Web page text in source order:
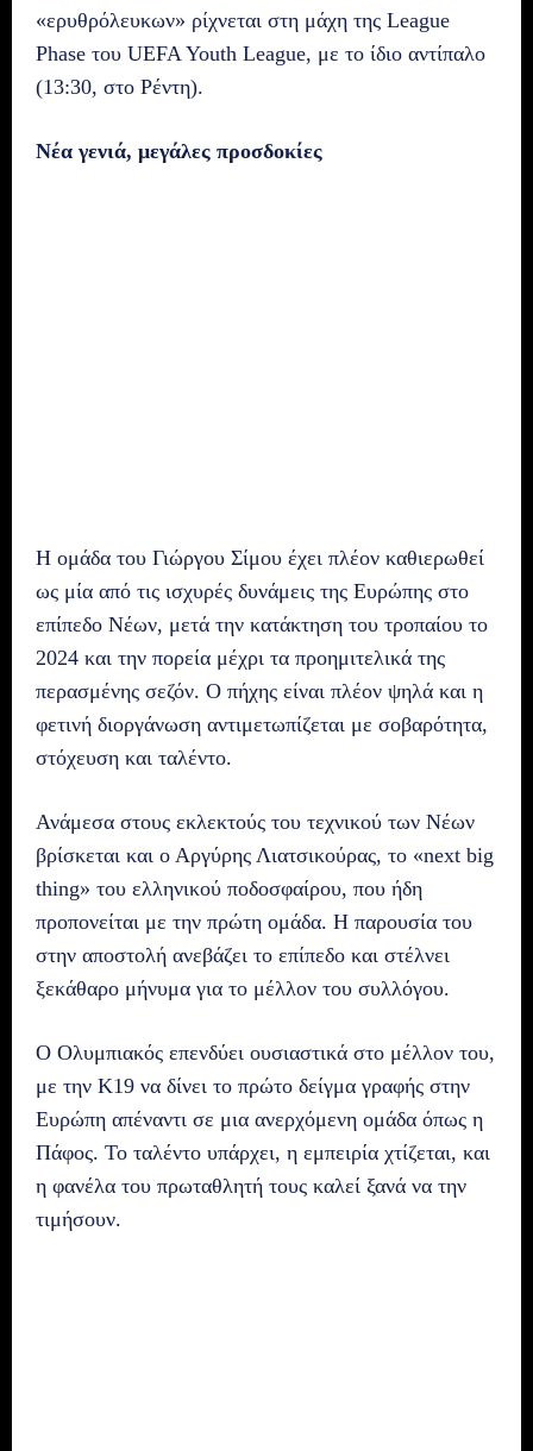
«ερυθρόλευκων» ρίχνεται στη μάχη της League
Phase του UEFA Youth League, με το ίδιο αντίπαλο
(13:30, στο Ρέντη).
Νέα γενιά, μεγάλες προσδοκίες
Η ομάδα του Γιώργου Σίμου έχει πλέον καθιερωθεί
ως μία από τις ισχυρές δυνάμεις της Ευρώπης στο
επίπεδο Νέων, μετά την κατάκτηση του τροπαίου το
2024 και την πορεία μέχρι τα προημιτελικά της
περασμένης σεζόν. Ο πήχης είναι πλέον ψηλά και η
φετινή διοργάνωση αντιμετωπίζεται με σοβαρότητα,
στόχευση και ταλέντο.
Ανάμεσα στους εκλεκτούς του τεχνικού των Νέων
βρίσκεται και ο Αργύρης Λιατσικούρας, το «next big
thing» του ελληνικού ποδοσφαίρου, που ήδη
προπονείται με την πρώτη ομάδα. Η παρουσία του
στην αποστολή ανεβάζει το επίπεδο και στέλνει
ξεκάθαρο μήνυμα για το μέλλον του συλλόγου.
Ο Ολυμπιακός επενδύει ουσιαστικά στο μέλλον του,
με την Κ19 να δίνει το πρώτο δείγμα γραφής στην
Ευρώπη απέναντι σε μια ανερχόμενη ομάδα όπως η
Πάφος. Το ταλέντο υπάρχει, η εμπειρία χτίζεται, και
η φανέλα του πρωταθλητή τους καλεί ξανά να την
τιμήσουν.